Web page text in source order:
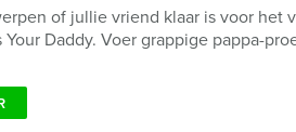
of jullie vriend klaar is voor het
Your Daddy. Voer grappige pappa-